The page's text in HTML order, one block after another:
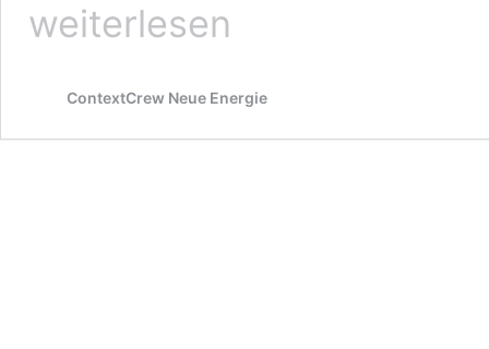
weiterlesen
ContextCrew Neue Energie